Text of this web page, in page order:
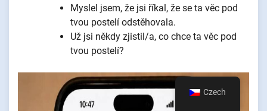
Myslel jsem, že jsi říkal, že se ta věc pod
tvou postelí odstěhovala.
Už jsi někdy zjistil/a, co chce ta věc pod
tvou postelí?
Czech